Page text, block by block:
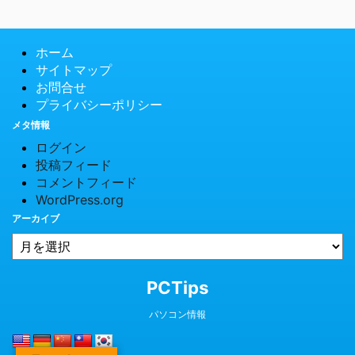
ホーム
サイトマップ
お問合せ
プライバシーポリシー
メタ情報
ログイン
投稿フィード
コメントフィード
WordPress.org
アーカイブ
PCTips
パソコン情報
© 2026 PCTips